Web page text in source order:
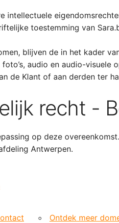
intellectuele
toestemming van
blijven de in het kader
audio en audio-
de Klant of aan derden ter
recht -
op deze
Antwerpen.
Ontdek meer